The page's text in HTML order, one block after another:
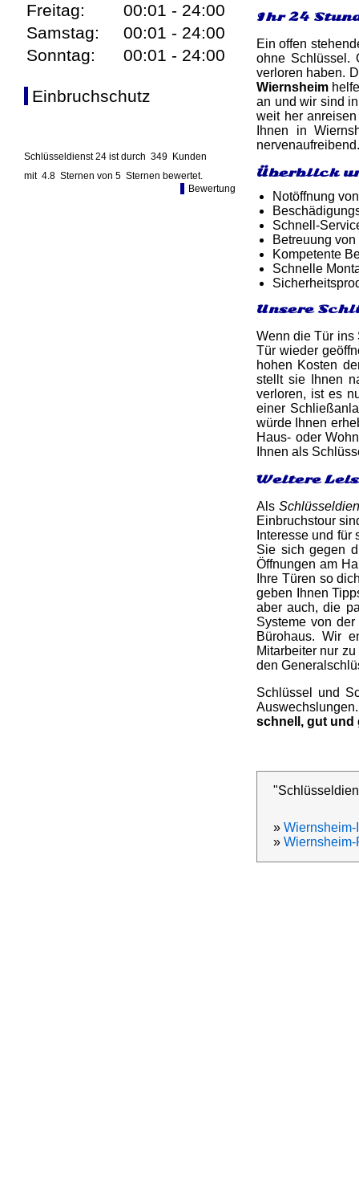
Freitag:
00:01 - 24:00
Samstag:
00:01 - 24:00
Sonntag:
00:01 - 24:00
Einbruchschutz
Schlüsseldienst 24 ist durch 349 Kunden
mit 4.8 Sternen von 5 Sternen bewertet.
Bewertung
Ihr 24
Ein offen
ohne Schlüssel.
verloren haben.
Wiernsheim
an und wir sind
weit her
Ihnen in
Überblick
Notöffnung
Schnell-
Betreuung
Kompetente
Schnelle
Unsere
Wenn die Tür ins
Tür wieder
hohen Kosten
stellt sie Ihnen
verloren, ist es
einer
würde Ihnen
Haus- oder
Ihnen als
Weitere
Als
Einbruchstour
Interesse und
Sie sich gegen
Öffnungen am
Ihre Türen so
geben Ihnen
aber auch, die
Systeme von
Bürohaus. Wir
Mitarbeiter nur
den
Schlüssel und
schnell, gut und
» Wiernsheim-
»